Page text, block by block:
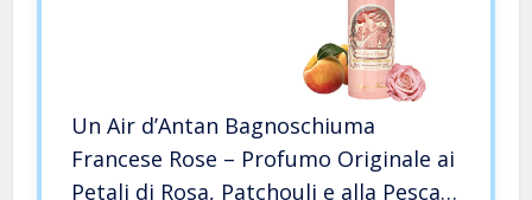
Un Air d’Antan Bagnoschiuma
Francese Rose – Profumo Originale ai
Petali di Rosa, Patchouli e alla Pesca –